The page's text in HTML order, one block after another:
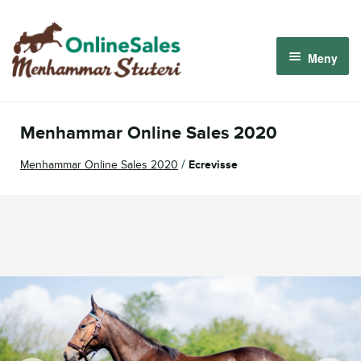
Hoppa
till
navigering
Hoppa
till
innehåll
Meny
Logga in
Menhammar Online Sales 2020
Menhammar Online Sales 2020 / Ecrevisse